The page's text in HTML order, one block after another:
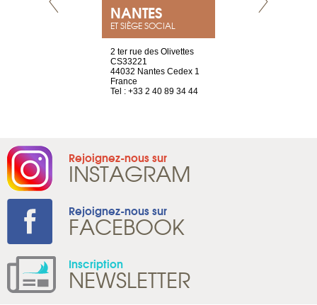
NANTES
ET SIÈGE SOCIAL
2 ter rue des Olivettes
CS33221
44032 Nantes Cedex 1
France
Tel : +33 2 40 89 34 44
Rejoignez-nous sur
INSTAGRAM
Rejoignez-nous sur
FACEBOOK
Inscription
NEWSLETTER